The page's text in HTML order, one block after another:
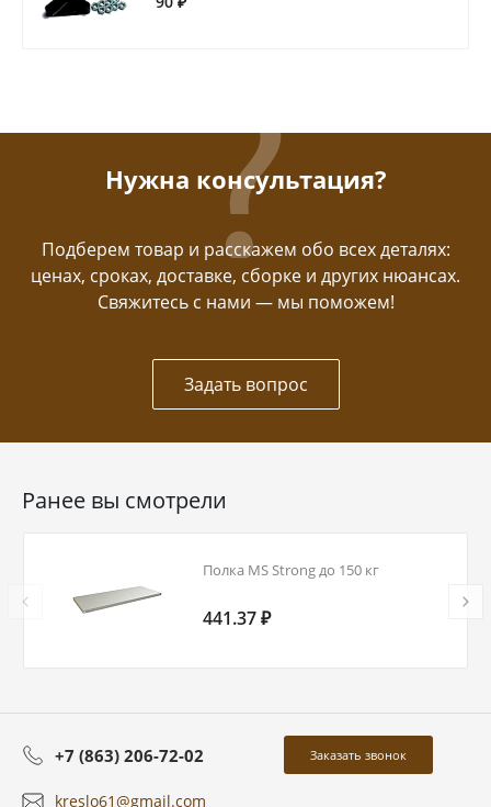
Нужна консультация?
Подберем товар и расскажем обо всех деталях:
ценах, сроках, доставке, сборке и других нюансах.
Свяжитесь с нами — мы поможем!
Задать вопрос
Ранее вы смотрели
Полка MS Strong до 150 кг
441.37 ₽
+7 (863) 206-72-02 Заказать звонок
kreslo61@gmail.com